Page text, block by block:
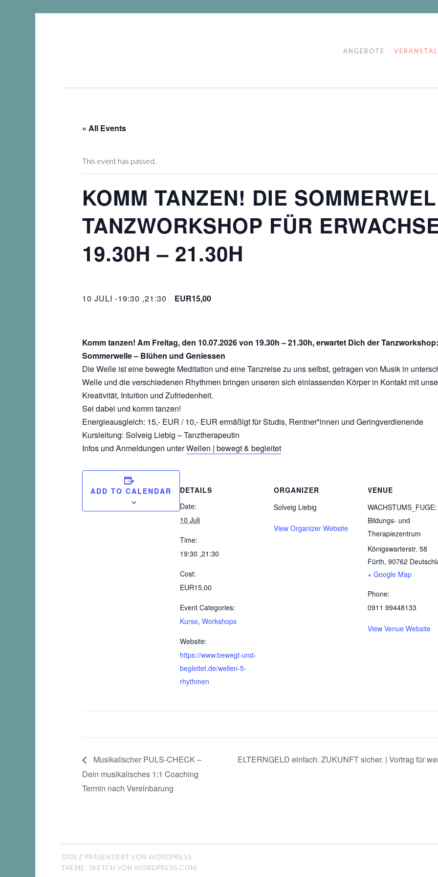
ANGEBOTE
« All Events
This event has passed.
KOMM TANZEN! DIE
TANZWORKSHOP FÜR
19.30H – 21.30H
10 JULI -19:30 ,21:30 EUR15,00
Komm tanzen! Am Freitag, den 10.07.2026 von 19.30h – 21.30h, erwartet Dich der
Sommerwelle – Blühen und Geniessen
Die Welle ist eine bewegte Meditation und eine Tanzreise zu uns selbst, getragen von Musik in
Welle und die verschiedenen Rhythmen bringen unseren sich einlassenden Körper in Kontakt mit
Kreativität, Intuition und Zufriedenheit.
Sei dabei und komm tanzen!
Energieausgleich: 15,- EUR / 10,- EUR ermäßigt für Studis, Rentner*innen und Geringverdienende
Kursleitung: Solveig Liebig – Tanztherapeutin
Infos und Anmeldungen unterWellen | bewegt & begleitet
ADD TO CALENDAR
DETAILS
Date:
10 Juli
Time:
19:30 ,21:30
Cost:
EUR15,00
Event Categories:
Kurse, Workshops
Website:
https://www.bewegt-und-
begleitet.de/wellen-5-
rhythmen
ORGANIZER
Solveig Liebig
View Organizer Website
VENUE
WACHSTUMS_FUGE:
Bildungs- und
Therapiezentrum
Königswarterstr. 58
Fürth, 90762
+ Google Map
Phone:
0911 99448133
View Venue Website
Musikalischer PULS-CHECK –
Dein musikalisches 1:1 Coaching
Termin nach Vereinbarung
ELTERNGELD einfach. ZUKUNFT sicher. | Vortrag für
STOLZ PRÄSENTIERT VON WORDPRESS
THEME: SKETCH VON WORDPRESS.COM